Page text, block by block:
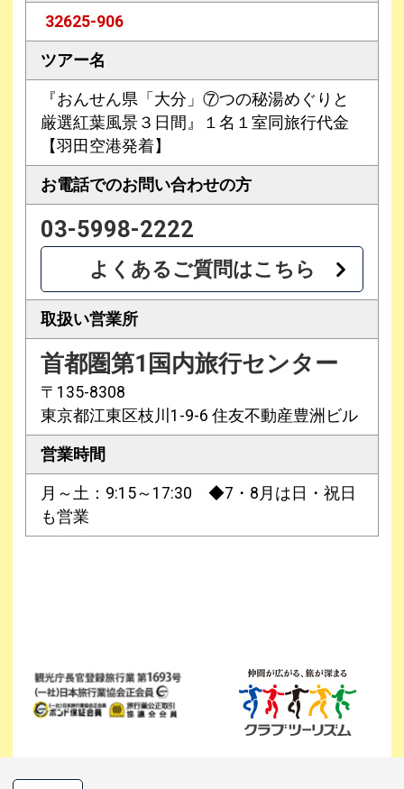
32625-906
ツアー名
『おんせん県「大分」⑦つの秘湯めぐりと
厳選紅葉風景３日間』１名１室同旅行代金
【羽田空港発着】
お電話でのお問い合わせの方
03-5998-2222
よくあるご質問はこちら
取扱い営業所
首都圏第1国内旅行センター
〒135-8308
東京都江東区枝川1-9-6 住友不動産豊洲ビル
営業時間
月～土：9:15～17:30 ◆7・8月は日・祝日
も営業